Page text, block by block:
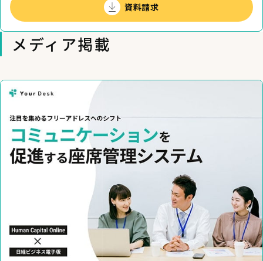
資料請求
メディア掲載